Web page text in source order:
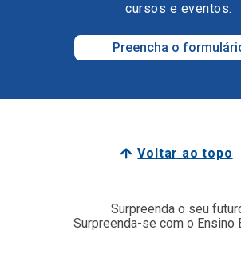
cursos e eventos.
Preencha o
Voltar ao topo
Surpreenda o seu
Surpreenda-se com o Ensino